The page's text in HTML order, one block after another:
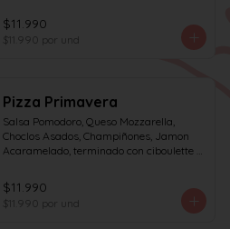
$11.990
$11.990 por und
Pizza Primavera
Salsa Pomodoro, Queso Mozzarella,
Choclos Asados, Champiñones, Jamon
Acaramelado, terminado con ciboulette y
$11.990
$11.990 por und